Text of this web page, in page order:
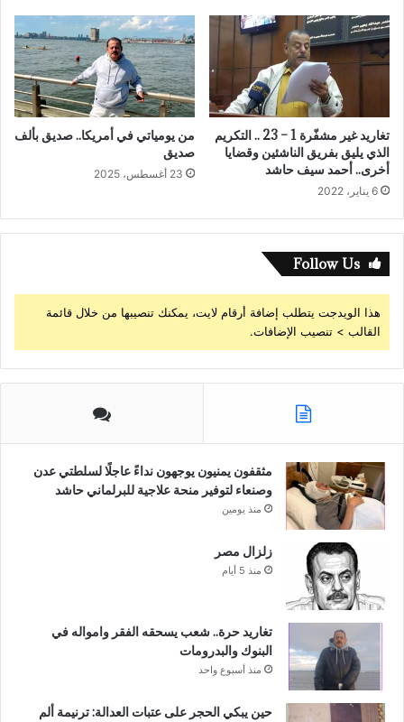
تغاريد غير مشفّرة 1 – 23 .. التكريم
الذي يليق بفريق الناشئين وقضايا
أخرى.. أحمد سيف حاشد
6 يناير، 2022
من يومياتي في أمريكا.. صديق بألف
صديق
23 أغسطس، 2025
Follow Us
هذا الويدجت يتطلب إضافة أرقام لايت، يمكنك تنصيبها من خلال قائمة
القالب > تنصيب الإضافات.
مثقفون يمنيون يوجهون نداءً عاجلًا لسلطتي عدن
وصنعاء لتوفير منحة علاجية للبرلماني حاشد
منذ يومين
زلزال مصر
منذ 5 أيام
تغاريد حرة.. شعب يسحقه الفقر وامواله في
البنوك والبدرومات
منذ أسبوع واحد
حين يبكي الحجر على عتبات العدالة: ترنيمة ألم